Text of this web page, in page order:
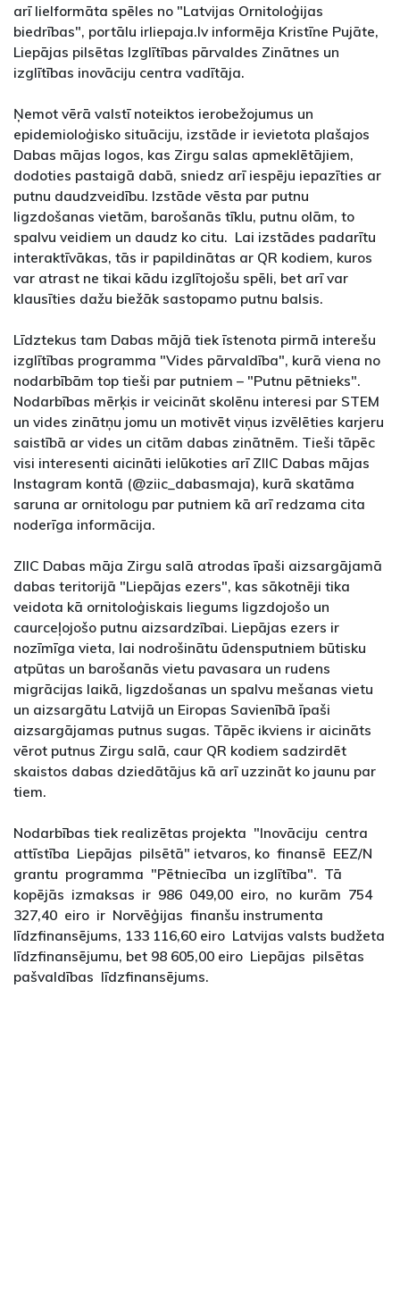
arī lielformāta spēles no "Latvijas Ornitoloģijas
biedrības", portālu irliepaja.lv informēja Kristīne Pujāte,
Liepājas pilsētas Izglītības pārvaldes Zinātnes un
izglītības inovāciju centra vadītāja.
Ņemot vērā valstī noteiktos ierobežojumus un
epidemioloģisko situāciju, izstāde ir ievietota plašajos
Dabas mājas logos, kas Zirgu salas apmeklētājiem,
dodoties pastaigā dabā, sniedz arī iespēju iepazīties ar
putnu daudzveidību. Izstāde vēsta par putnu
ligzdošanas vietām, barošanās tīklu, putnu olām, to
spalvu veidiem un daudz ko citu. Lai izstādes padarītu
interaktīvākas, tās ir papildinātas ar QR kodiem, kuros
var atrast ne tikai kādu izglītojošu spēli, bet arī var
klausīties dažu biežāk sastopamo putnu balsis.
Līdztekus tam Dabas mājā tiek īstenota pirmā interešu
izglītības programma "Vides pārvaldība", kurā viena no
nodarbībām top tieši par putniem – "Putnu pētnieks".
Nodarbības mērķis ir veicināt skolēnu interesi par STEM
un vides zinātņu jomu un motivēt viņus izvēlēties karjeru
saistībā ar vides un citām dabas zinātnēm. Tieši tāpēc
visi interesenti aicināti ielūkoties arī ZIIC Dabas mājas
Instagram kontā (@ziic_dabasmaja), kurā skatāma
saruna ar ornitologu par putniem kā arī redzama cita
noderīga informācija.
ZIIC Dabas māja Zirgu salā atrodas īpaši aizsargājamā
dabas teritorijā "Liepājas ezers", kas sākotnēji tika
veidota kā ornitoloģiskais liegums ligzdojošo un
caurceļojošo putnu aizsardzībai. Liepājas ezers ir
nozīmīga vieta, lai nodrošinātu ūdensputniem būtisku
atpūtas un barošanās vietu pavasara un rudens
migrācijas laikā, ligzdošanas un spalvu mešanas vietu
un aizsargātu Latvijā un Eiropas Savienībā īpaši
aizsargājamas putnus sugas. Tāpēc ikviens ir aicināts
vērot putnus Zirgu salā, caur QR kodiem sadzirdēt
skaistos dabas dziedātājus kā arī uzzināt ko jaunu par
tiem.
Nodarbības tiek realizētas projekta "Inovāciju centra
attīstība Liepājas pilsētā" ietvaros, ko finansē EEZ/N
grantu programma "Pētniecība un izglītība". Tā
kopējās izmaksas ir 986 049,00 eiro, no kurām 754
327,40 eiro ir Norvēģijas finanšu instrumenta
līdzfinansējums, 133 116,60 eiro Latvijas valsts budžeta
līdzfinansējumu, bet 98 605,00 eiro Liepājas pilsētas
pašvaldības līdzfinansējums.